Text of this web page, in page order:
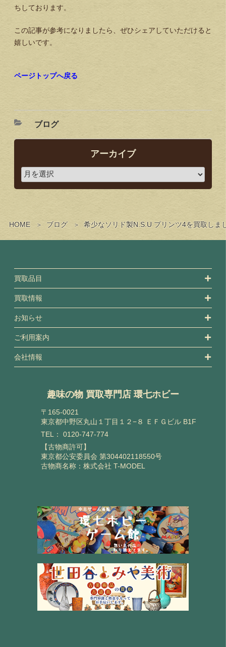
HOME ブログ 希少なソリド製N.S.U プリンツ4を買取しま
ちしております。
この記事が参考になりましたら、ぜひシェアしていただけると
嬉しいです。
ページトップへ戻る
ブログ
アーカイブ
買取品目
買取情報
お知らせ
ご利用案内
会社情報
趣味の物 買取専門店 環七ホビー
〒165-0021
東京都中野区丸山１丁目１２−８ ＥＦＧビル B1F
TEL： 0120-747-774
【古物商許可】
東京都公安委員会 第304402118550号
古物商名称：株式会社 T-MODEL